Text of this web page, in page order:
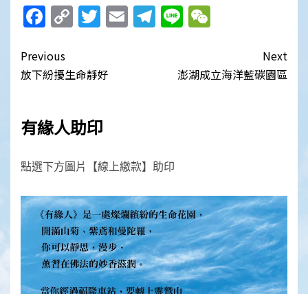
Facebook
CopyTwitter
EmailTelegram
Line
Post
navigation
Previous
放下紛擾生命靜好
Next
澎湖成立海洋藍碳園區
有緣人助印
點選下方圖片【線上繳款】助印